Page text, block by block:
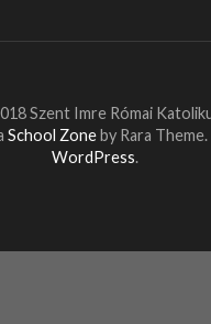
Szent Imre Római
School Zoneby Rara
WordPress.